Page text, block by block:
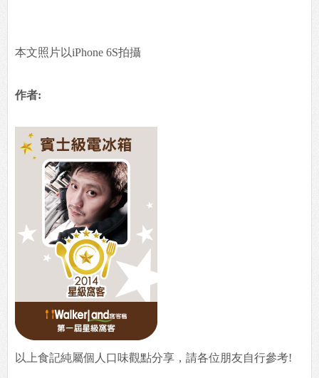
本文照片以iPhone 6S拍攝
作者:
以上食記純屬個人口味觀點分享，請各位朋友自行參考!